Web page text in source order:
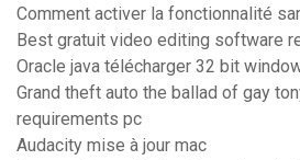
Comment activer la fonctionnalité
Best gratuit video editing software
Oracle java télécharger 32 bit
Grand theft auto the ballad of gay
requirements pc
Audacity mise à jour mac